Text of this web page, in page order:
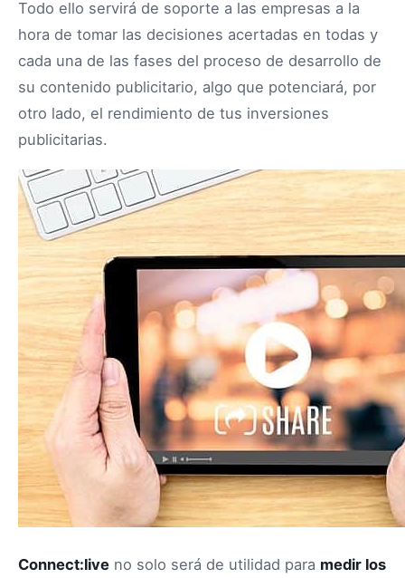
Todo ello servirá de soporte a las empresas a la
hora de tomar las decisiones acertadas en todas y
cada una de las fases del proceso de desarrollo de
su contenido publicitario, algo que potenciará, por
otro lado, el rendimiento de tus inversiones
publicitarias.
Connect:live no solo será de utilidad para medir los